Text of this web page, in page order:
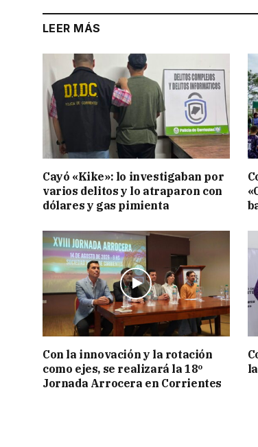
LEER MÁS
Cayó «Kike»: lo investigaban por
varios delitos y lo atraparon con
dólares y gas pimienta
Con la innovación y la rotación
como ejes, se realizará la 18º
Jornada Arrocera en Corrientes